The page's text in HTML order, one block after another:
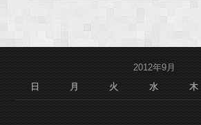
2012年9月
日
月 火 水 木